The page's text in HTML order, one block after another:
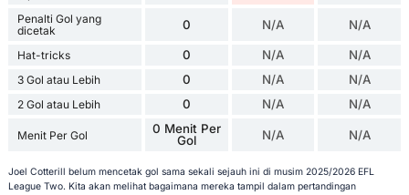
Penalti Gol yang
dicetak
0 N/A N/A
Hat-tricks 0 N/A N/A
3 Gol atau Lebih 0 N/A N/A
2 Gol atau Lebih 0 N/A N/A
Menit Per Gol
0 Menit Per
Gol
N/A N/A
Joel Cotterill belum mencetak gol sama sekali sejauh ini di musim 2025/2026 EFL
League Two. Kita akan melihat bagaimana mereka tampil dalam pertandingan